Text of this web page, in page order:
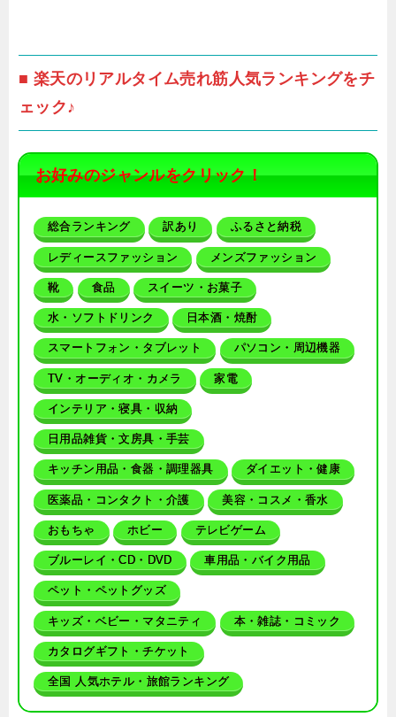
■ 楽天のリアルタイム売れ筋人気ランキングをチ
ェック♪
お好みのジャンルをクリック！
総合ランキング 訳あり ふるさと納税
レディースファッション メンズファッション
靴 食品 スイーツ・お菓子
水・ソフトドリンク 日本酒・焼酎
スマートフォン・タブレット パソコン・周辺機器
TV・オーディオ・カメラ 家電
インテリア・寝具・収納
日用品雑貨・文房具・手芸
キッチン用品・食器・調理器具 ダイエット・健康
医薬品・コンタクト・介護 美容・コスメ・香水
おもちゃ ホビー テレビゲーム
ブルーレイ・CD・DVD 車用品・バイク用品
ペット・ペットグッズ
キッズ・ベビー・マタニティ 本・雑誌・コミック
カタログギフト・チケット
全国 人気ホテル・旅館ランキング